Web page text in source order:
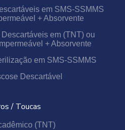
em SMS-SSMMS
+ Absorvente
em (TNT) ou
+ Absorvente
em SMS-SSMMS
Descartável
/ Toucas
(TNT)